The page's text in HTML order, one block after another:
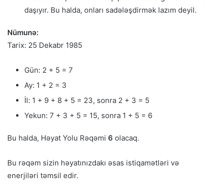
daşıyır. Bu halda, onları sadələşdirmək lazım deyil.
Nümunə:
Tarix: 25 Dekabr 1985
Gün: 2 + 5 = 7
Ay: 1 + 2 = 3
İl: 1 + 9 + 8 + 5 = 23, sonra 2 + 3 = 5
Yekun: 7 + 3 + 5 = 15, sonra 1 + 5 = 6
Bu halda, Həyat Yolu Rəqəmi 6 olacaq.
Bu rəqəm sizin həyatınızdakı əsas istiqamətləri və
enerjiləri təmsil edir.